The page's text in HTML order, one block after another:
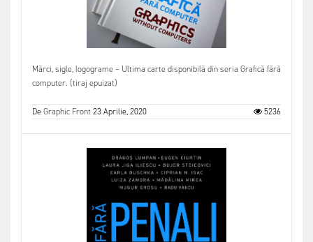
Mărci, sigle, logograme – Ultima carte disponibilă din seria Grafică fără
computer. (tiraj epuizat)
DeGraphic Front23 Aprilie, 2020 5236